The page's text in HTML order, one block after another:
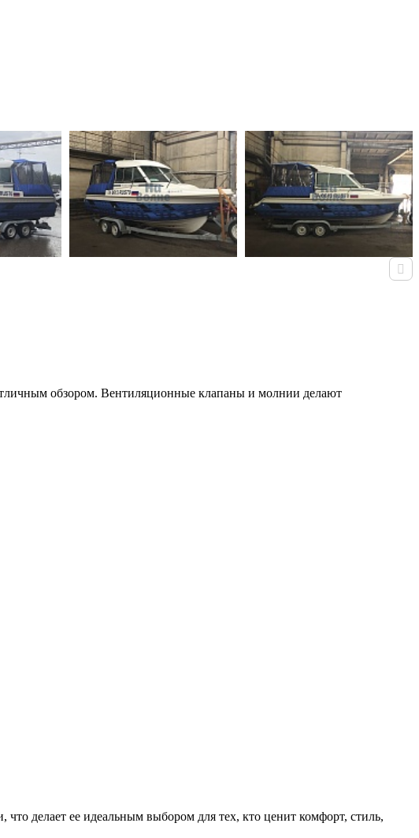
обзором. Вентиляционные клапаны и молнии делают
делает ее идеальным выбором для тех, кто ценит комфорт, стиль,